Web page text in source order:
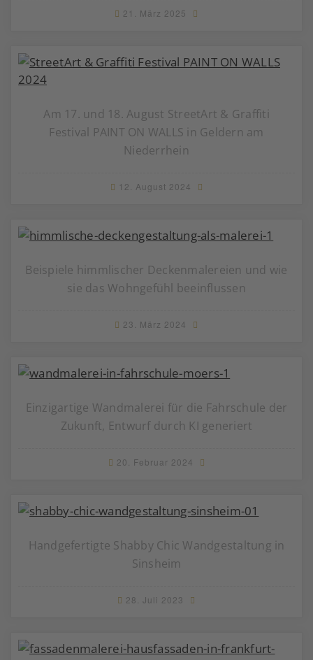
21. März 2025
Am 17. und 18. August StreetArt & Graffiti
Festival PAINT ON WALLS in Geldern am
Niederrhein
12. August 2024
Beispiele himmlischer Deckenmalereien und wie
sie das Wohngefühl beeinflussen
23. März 2024
Einzigartige Wandmalerei für die Fahrschule der
Zukunft, Entwurf durch KI generiert
20. Februar 2024
Handgefertigte Shabby Chic Wandgestaltung in
Sinsheim
28. Juli 2023